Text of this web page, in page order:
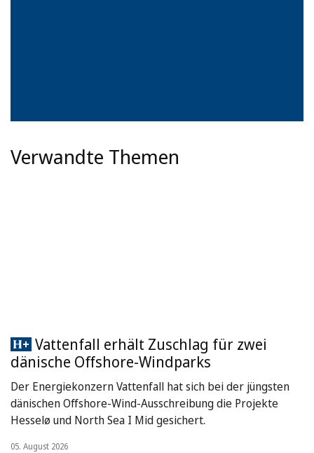
Verwandte Themen
Vattenfall erhält Zuschlag für zwei
dänische Offshore-Windparks
Der Energiekonzern Vattenfall hat sich bei der jüngsten
dänischen Offshore-Wind-Ausschreibung die Projekte
Hesselø und North Sea I Mid gesichert.
05. August 2026